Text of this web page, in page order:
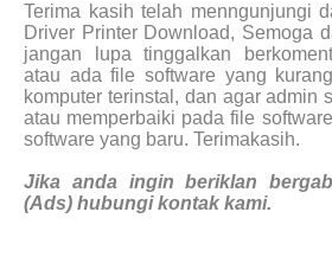
Terima kasih telah menngunjungi
Driver Printer Download, Semoga
jangan lupa tinggalkan
atau ada file software yang
komputer terinstal, dan agar admin
atau memperbaiki pada file
software yang baru. Terimakasih.
Jika anda ingin beriklan
(Ads) hubungi kontak kami.